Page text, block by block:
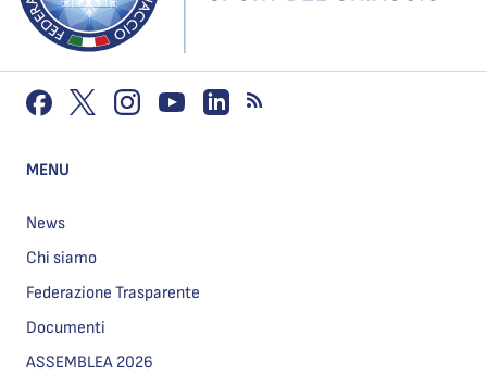
MENU
News
Chi siamo
Federazione Trasparente
Documenti
ASSEMBLEA 2026